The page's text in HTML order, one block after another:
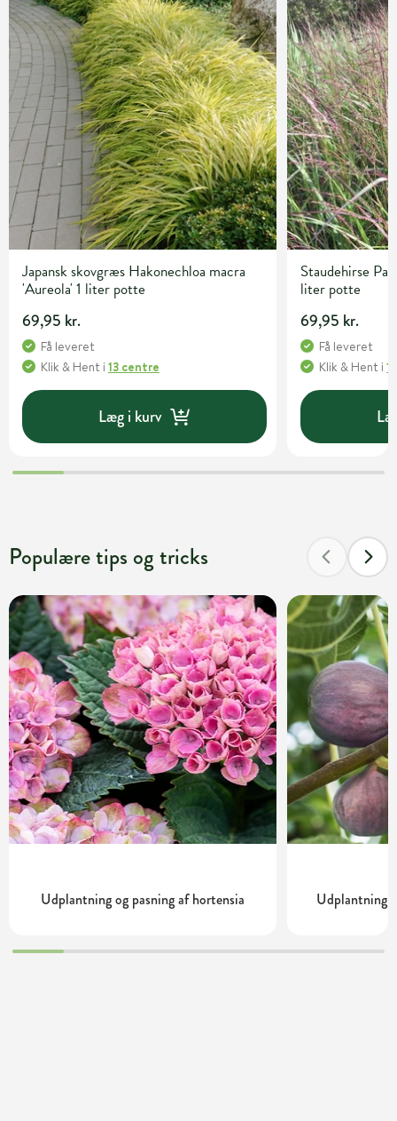
Japansk skovgræs Hakonechloa macra
'Aureola' 1 liter potte
69,95 kr.
Få leveret
Klik & Hent i 13 centre
Læg i kurv
Staudehirse
liter potte
69,95 kr.
Få leveret
Klik & Hent i
Populære tips og tricks
Udplantning og pasning af hortensia Udplantning